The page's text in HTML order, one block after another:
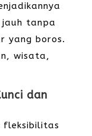
tanpa
yang boros.
wisata,
dan
fleksibilitas